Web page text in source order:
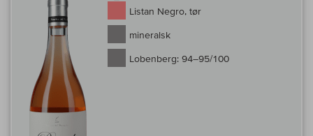
Listan Negro, tør
mineralsk
Lobenberg: 94–95/100